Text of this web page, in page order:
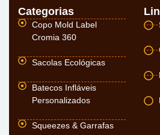
Categorias
Copo Mold Label
Cromia 360
Sacolas Ecológicas
Batecos Infláveis
Personalizados
Squeezes & Garrafas